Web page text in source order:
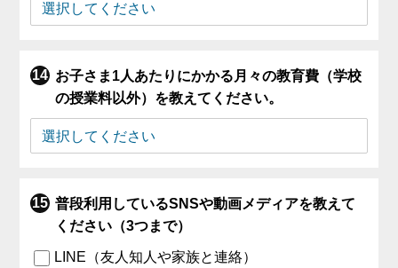
お子さま1人あたりにかかる月々の教育費（学校
の授業料以外）を教えてください。
普段利用しているSNSや動画メディアを教えて
ください（3つまで）
LINE（友人知人や家族と連絡）